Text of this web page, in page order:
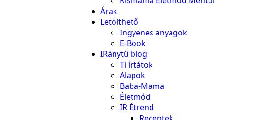
Árak
Letölthető
Ingyenes anyagok
E-Book
IRánytű blog
Ti írtátok
Alapok
Baba-Mama
Életmód
IR Étrend